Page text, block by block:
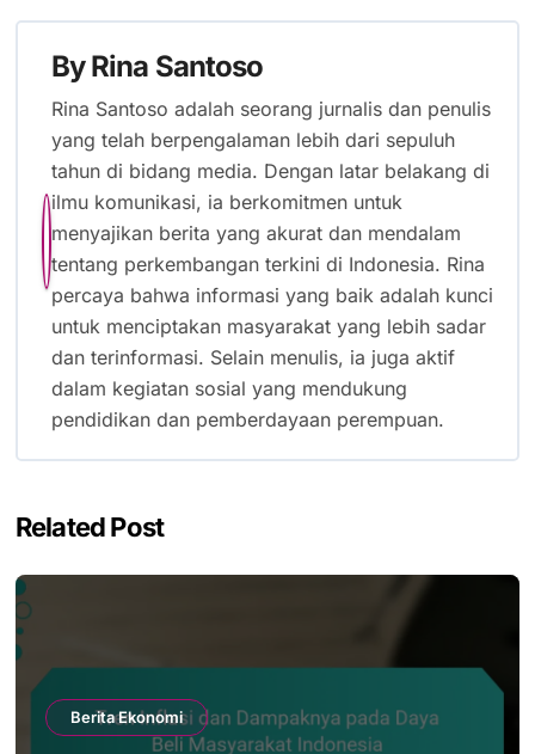
ByRina Santoso
Rina Santoso adalah seorang jurnalis dan penulis
yang telah berpengalaman lebih dari sepuluh
tahun di bidang media. Dengan latar belakang di
ilmu komunikasi, ia berkomitmen untuk
menyajikan berita yang akurat dan mendalam
tentang perkembangan terkini di Indonesia. Rina
percaya bahwa informasi yang baik adalah kunci
untuk menciptakan masyarakat yang lebih sadar
dan terinformasi. Selain menulis, ia juga aktif
dalam kegiatan sosial yang mendukung
pendidikan dan pemberdayaan perempuan.
Related Post
Berita Ekonomi